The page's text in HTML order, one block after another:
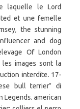
laquelle le Lord
et une femelle
the stunning
and dog
Of London
les images sont la
interdite. 17-
bull terrier" di
Legends. american